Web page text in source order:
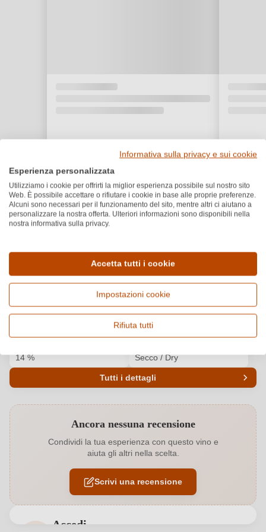
Dettagli del prodotto
Paese e regione
Italia, Friuli Venezia Giulia
Vitigno e tipologia
Cuvée (Rosso), Vino rosso
Origine
Qualità
DOC
14 %
Secco / Dry
Tutti i dettagli
Annata 2020
Colore dell'uva Rosso
Contenuto di alcol 14 %
Ancora nessuna recensione
Condividi la tua esperienza con questo vino e
aiuta gli altri nella scelta.
Scrivi una recensione
Accedi
Informativa sulla privacy e sui cookie
Esperienza personalizzata
Utilizziamo i cookie per offrirti la miglior esperienza possibile sul nostro sito
Web. È possibile accettare o rifiutare i cookie in base alle proprie preferenze.
Alcuni sono necessari per il funzionamento del sito, mentre altri ci aiutano a
personalizzare la nostra offerta. Ulteriori informazioni sono disponibili nella
nostra informativa sulla privacy.
Accetta tutti i cookie
Impostazioni cookie
Rifiuta tutti